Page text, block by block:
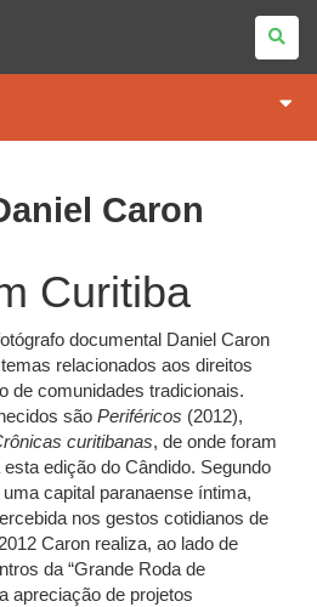
Caron
Curitiba
documental Daniel Caron
relacionados aos direitos
de comunidades tradicionais.
são Periféricos (2012),
curitibanas, de onde foram
edição do Cândido. Segundo
capital paranaense íntima,
nos gestos cotidianos de
Caron realiza, ao lado de
da “Grande Roda de
apreciação de projetos